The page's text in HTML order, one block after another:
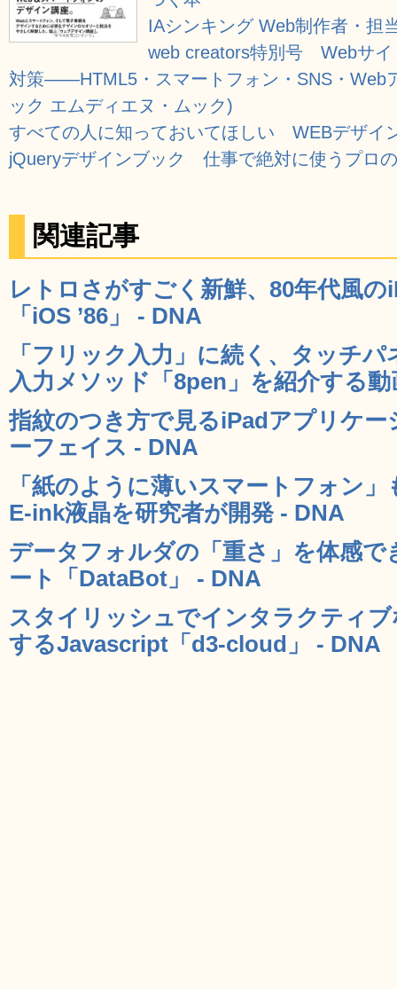
IAシンキング Web制作者・担
web creators特別号 Webサ
対策――HTML5・スマートフォン・SNS・Web
ック エムディエヌ・ムック)
すべての人に知っておいてほしい WEBデザイ
jQueryデザインブック 仕事で絶対に使うプロ
関連記事
レトロさがすごく新鮮、80年代風
「iOS ’86」 - DNA
「フリック入力」に続く、タッチ
入力メソッド「8pen」を紹介する
指紋のつき方で見るiPadアプリケ
ーフェイス - DNA
「紙のように薄いスマートフォン
E-ink液晶を研究者が開発 - DNA
データフォルダの「重さ」を体感
ート「DataBot」 - DNA
スタイリッシュでインタラクティ
するJavascript「d3-cloud」 - DNA